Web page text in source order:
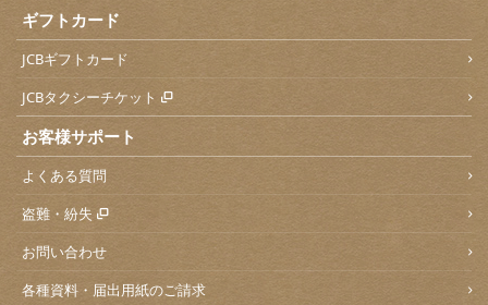
ギフトカード
JCBギフトカード
JCBタクシーチケット
お客様サポート
よくある質問
盗難・紛失
お問い合わせ
各種資料・届出用紙のご請求